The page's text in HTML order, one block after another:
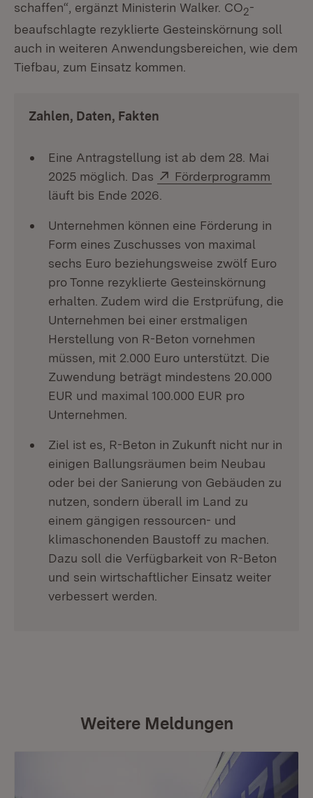
schaffen“, ergänzt Ministerin Walker. CO2-
beaufschlagte rezyklierte Gesteinskörnung soll
auch in weiteren Anwendungsbereichen, wie dem
Tiefbau, zum Einsatz kommen.
Zahlen, Daten, Fakten
Eine Antragstellung ist ab dem 28. Mai
2025 möglich. Das
Extern:
Förderprogramm
läuft bis Ende 2026.
Unternehmen können eine Förderung in
Form eines Zuschusses von maximal
sechs Euro beziehungsweise zwölf Euro
pro Tonne rezyklierte Gesteinskörnung
erhalten. Zudem wird die Erstprüfung, die
Unternehmen bei einer erstmaligen
Herstellung von R-Beton vornehmen
müssen, mit 2.000 Euro unterstützt. Die
Zuwendung beträgt mindestens 20.000
EUR und maximal 100.000 EUR pro
Unternehmen.
Ziel ist es, R-Beton in Zukunft nicht nur in
einigen Ballungsräumen beim Neubau
oder bei der Sanierung von Gebäuden zu
nutzen, sondern überall im Land zu
einem gängigen ressourcen- und
klimaschonenden Baustoff zu machen.
Dazu soll die Verfügbarkeit von R-Beton
und sein wirtschaftlicher Einsatz weiter
verbessert werden.
Weitere Meldungen